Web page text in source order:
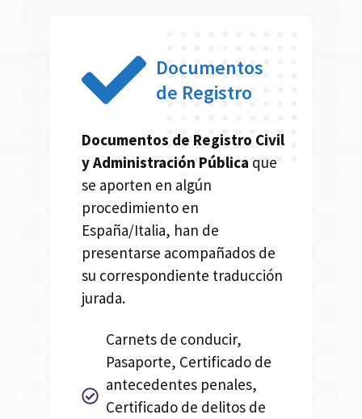
Documentos
de Registro
Documentos de Registro Civil
y Administración Pública que
se aporten en algún
procedimiento en
España/Italia, han de
presentarse acompañados de
su correspondiente traducción
jurada.
Carnets de conducir,
Pasaporte, Certificado de
antecedentes penales,
Certificado de delitos de